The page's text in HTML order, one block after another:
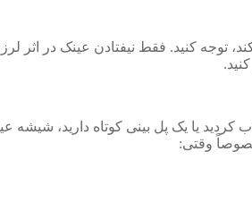
توجه کنید. فقط نیفتادن عینک در
کردید یا یک پل بینی کوتاه دارید،
وقتی: